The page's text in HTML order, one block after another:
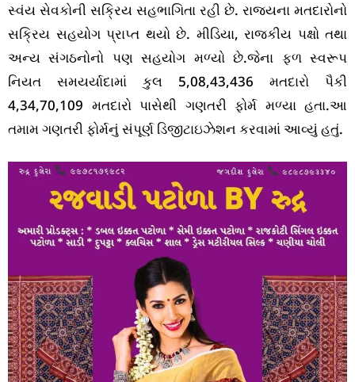
સ્વંય સેવકોની સક્રિય સહભાગિતા રહી છે. રાજ્યના મતદારોનો
સક્રિય સહયોગ પ્રાપ્ત થયો છે. મીડિયા, રાજકીય પક્ષો તથા
અન્ય સંગઠનોનો પણ સહયોગ મળ્યો છે.જેના ફળ સ્વરૂપ
નિયત સમયર્યાદામાં કુલ 5,08,43,436 મતદારો પૈકી
4,34,70,109 મતદારો પાસેથી ગણતરી ફોર્મ મળ્યા હતા.આ
તમામ ગણતરી ફોર્મનું સંપૂર્ણ ડિજીટાઇઝેશન કરવામાં આવ્યું હતું.